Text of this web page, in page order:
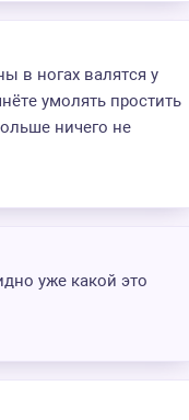
в ногах валятся у
умолять простить
ничего не
уже какой это